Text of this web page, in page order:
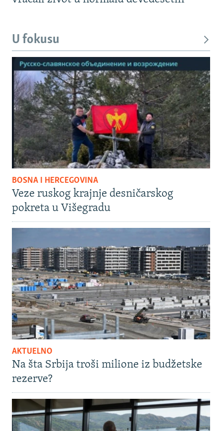
U fokusu
BOSNA I HERCEGOVINA
Veze ruskog krajnje desničarskog
pokreta u Višegradu
AKTUELNO
Na šta Srbija troši milione iz budžetske
rezerve?